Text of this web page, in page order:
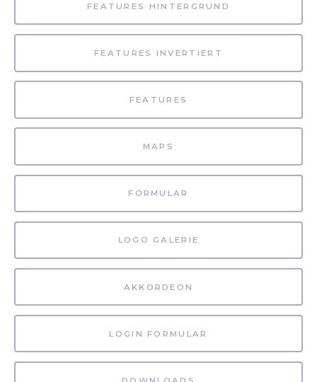
FEATURES HINTERGRUND
FEATURES INVERTIERT
FEATURES
MAPS
FORMULAR
LOGO GALERIE
AKKORDEON
LOGIN FORMULAR